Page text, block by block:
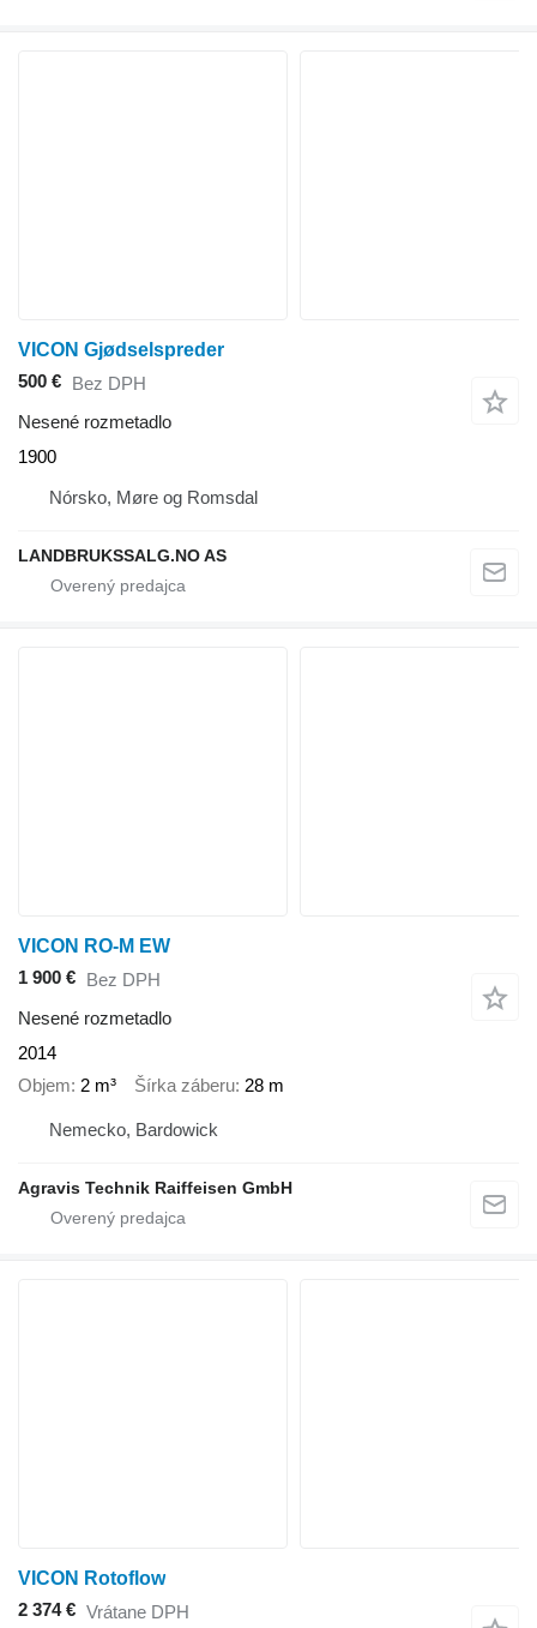
VICON Gjødselspreder
500 € Bez DPH
Nesené rozmetadlo
1900
Nórsko, Møre og Romsdal
LANDBRUKSSALG.NO AS
VICON RO-M EW
1 900 € Bez DPH
Nesené rozmetadlo
2014
Objem 2 m³ Šírka záberu 28 m
Nemecko, Bardowick
Agravis Technik Raiffeisen GmbH
VICON Rotoflow
2 374 € Vrátane DPH